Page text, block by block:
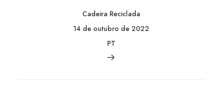
Cadeira Reciclada
14 de outubro de 2022
PT